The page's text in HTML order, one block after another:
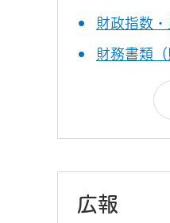
財政指数
財務書類（
広報